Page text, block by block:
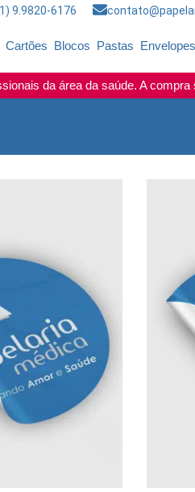
9.9820-6176
Cartões Blocos Pastas Envelopes
da área da saúde. A